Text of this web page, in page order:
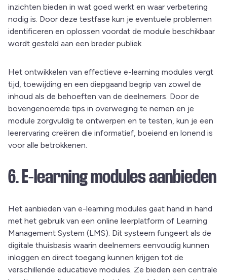
inzichten bieden in wat goed werkt en waar verbetering
nodig is. Door deze testfase kun je eventuele problemen
identificeren en oplossen voordat de module beschikbaar
wordt gesteld aan een breder publiek
Het ontwikkelen van effectieve e-learning modules vergt
tijd, toewijding en een diepgaand begrip van zowel de
inhoud als de behoeften van de deelnemers. Door de
bovengenoemde tips in overweging te nemen en je
module zorgvuldig te ontwerpen en te testen, kun je een
leerervaring creëren die informatief, boeiend en lonend is
voor alle betrokkenen.
6. E-learning modules aanbieden
Het aanbieden van e-learning modules gaat hand in hand
met het gebruik van een online leerplatform of Learning
Management System (LMS). Dit systeem fungeert als de
digitale thuisbasis waarin deelnemers eenvoudig kunnen
inloggen en direct toegang kunnen krijgen tot de
verschillende educatieve modules. Ze bieden een centrale